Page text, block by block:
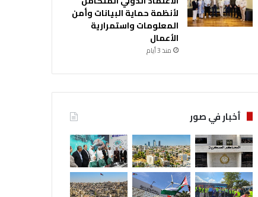
لأنظمة حماية البيانات وأمن
المعلومات واستمرارية
الأعمال
منذ 3 أيام
أخبار في صور